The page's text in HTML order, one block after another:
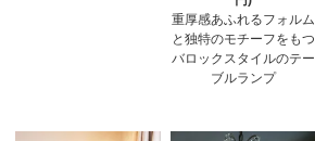
重厚感あふれるフォルム
と独特のモチーフをもつ
バロックスタイルのテー
ブルランプ